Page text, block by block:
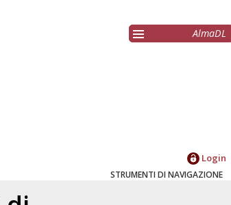
AlmaDL
Login
STRUMENTI DI NAVIGAZIONE